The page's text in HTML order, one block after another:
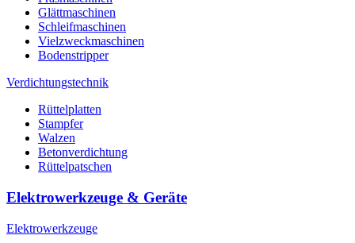
Glättmaschinen
Schleifmaschinen
Vielzweckmaschinen
Bodenstripper
Verdichtungstechnik
Rüttelplatten
Stampfer
Walzen
Betonverdichtung
Rüttelpatschen
Elektrowerkzeuge & Geräte
Elektrowerkzeuge